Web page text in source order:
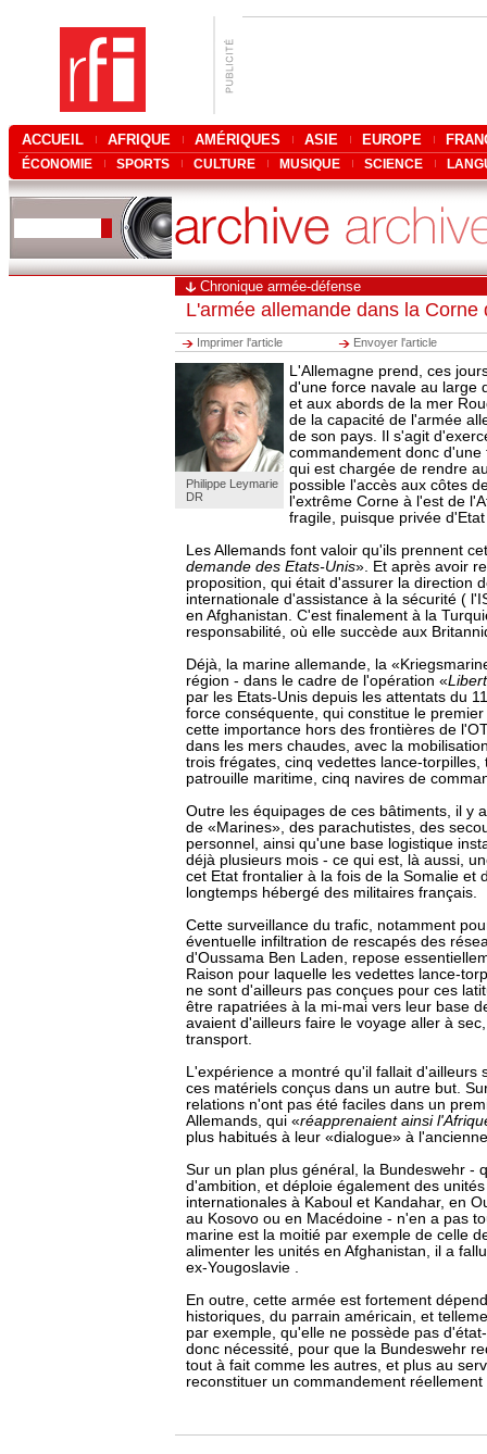
ACCUEIL AFRIQUE AMÉRIQUES ASIE EUROPE
ÉCONOMIE SPORTS CULTURE MUSIQUE SCIENCE
Chronique armée-défense
L'armée allemande dans la Corne
Imprimer l'article Envoyer l'article
Philippe Leymarie
DR
L'Allemagne prend, ces
d'une force navale au large
et aux abords de la mer
de la capacité de l'armée
de son pays. Il s'agit
commandement donc d'une
qui est chargée de rendre
possible l'accès aux côtes
l'extrême Corne à l'est de
fragile, puisque privée
Les Allemands font valoir qu'ils prennent
demande des Etats-Unis». Et après avoir
proposition, qui était d'assurer la direction
internationale d'assistance à la sécurité (
en Afghanistan. C'est finalement à la
responsabilité, où elle succède aux
Déjà, la marine allemande, la
région - dans le cadre de l'opération «
par les Etats-Unis depuis les attentats du
force conséquente, qui constitue le
cette importance hors des frontières de
dans les mers chaudes, avec la
trois frégates, cinq vedettes lance-torpilles,
patrouille maritime, cinq navires de
Outre les équipages de ces bâtiments, il y
de «Marines», des parachutistes, des
personnel, ainsi qu'une base logistique
déjà plusieurs mois - ce qui est, là aussi,
cet Etat frontalier à la fois de la Somalie et
longtemps hébergé des militaires français.
Cette surveillance du trafic, notamment
éventuelle infiltration de rescapés des
d'Oussama Ben Laden, repose
Raison pour laquelle les vedettes lance-
ne sont d'ailleurs pas conçues pour ces
être rapatriées à la mi-mai vers leur base
avaient d'ailleurs faire le voyage aller à
transport.
L'expérience a montré qu'il fallait d'ailleurs
ces matériels conçus dans un autre but.
relations n'ont pas été faciles dans un
Allemands, qui «réapprenaient ainsi
plus habitués à leur «dialogue» à
Sur un plan plus général, la Bundeswehr -
d'ambition, et déploie également des
internationales à Kaboul et Kandahar, en
au Kosovo ou en Macédoine - n'en a pas
marine est la moitié par exemple de celle
alimenter les unités en Afghanistan, il a
ex-Yougoslavie .
En outre, cette armée est fortement
historiques, du parrain américain, et
par exemple, qu'elle ne possède pas
donc nécessité, pour que la Bundeswehr
tout à fait comme les autres, et plus au
reconstituer un commandement